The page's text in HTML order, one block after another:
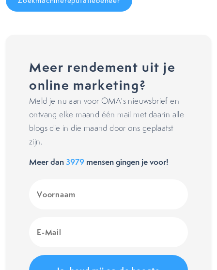
Meer rendement uit je
online marketing?
Meld je nu aan voor OMA's nieuwsbrief en
ontvang elke maand één mail met daarin alle
blogs die in die maand door ons geplaatst
zijn.
Meer dan3979 mensen gingen je voor!
(Vereist)
Mail